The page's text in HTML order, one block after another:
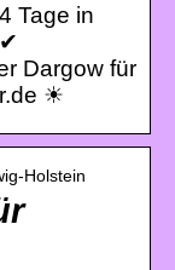
Tage in
Dargow für
☀
Holstein